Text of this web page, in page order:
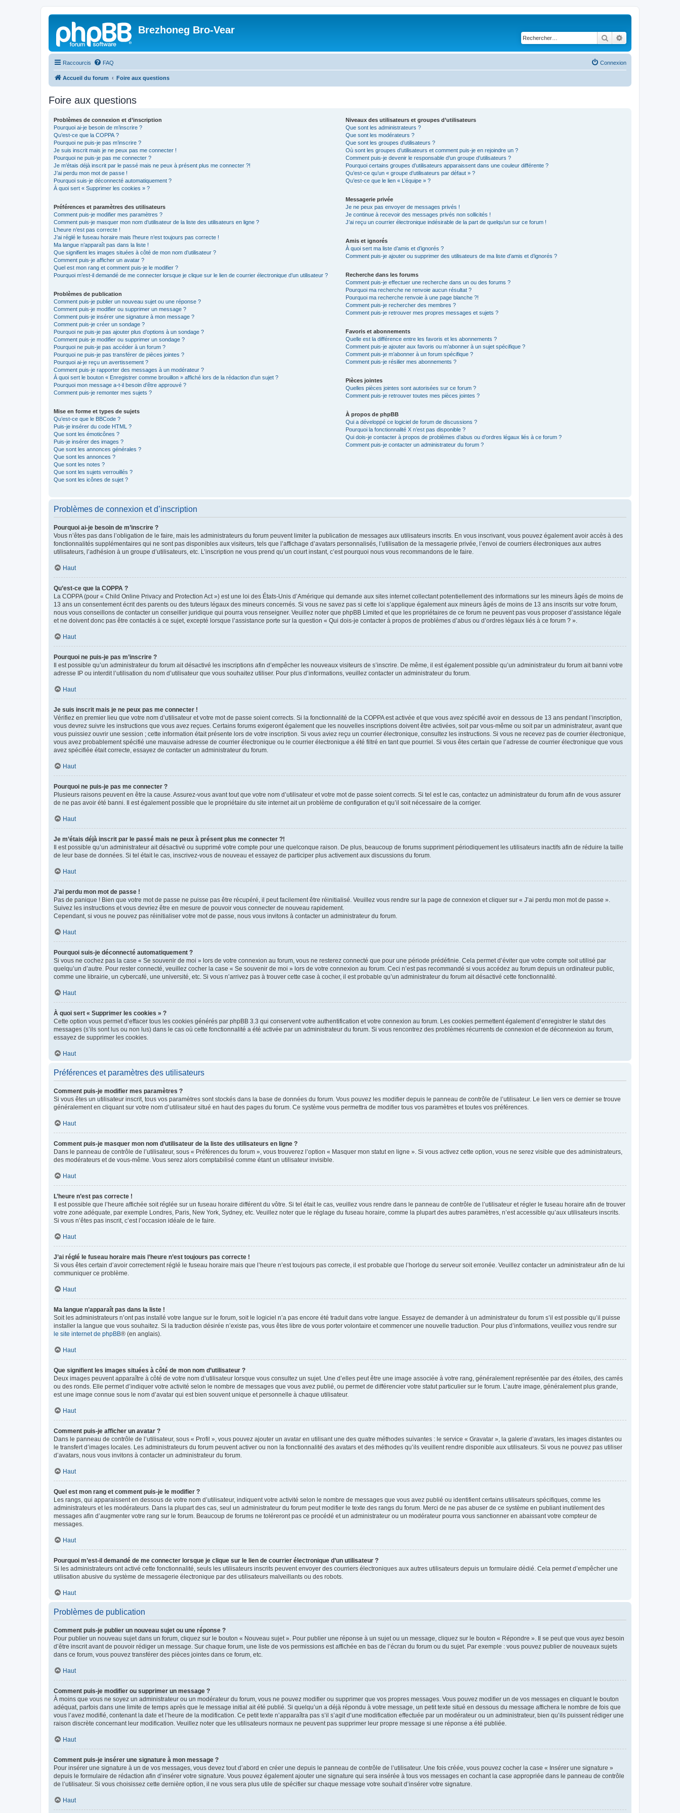
Brezhoneg Bro-Vear
Rechercher
Raccourcis FAQ Connexion
Accueil du forum Foire aux questions
Foire aux questions
Problèmes de connexion et d’inscription
Pourquoi ai-je besoin de m’inscrire ?
Qu’est-ce que la COPPA ?
Pourquoi ne puis-je pas m’inscrire ?
Je suis inscrit mais je ne peux pas me connecter !
Pourquoi ne puis-je pas me connecter ?
Je m’étais déjà inscrit par le passé mais ne peux à présent plus me connecter ?!
J’ai perdu mon mot de passe !
Pourquoi suis-je déconnecté automatiquement ?
À quoi sert « Supprimer les cookies » ?
Préférences et paramètres des utilisateurs
Comment puis-je modifier mes paramètres ?
Comment puis-je masquer mon nom d’utilisateur de la liste des utilisateurs en ligne ?
L’heure n’est pas correcte !
J’ai réglé le fuseau horaire mais l’heure n’est toujours pas correcte !
Ma langue n’apparaît pas dans la liste !
Que signifient les images situées à côté de mon nom d’utilisateur ?
Comment puis-je afficher un avatar ?
Quel est mon rang et comment puis-je le modifier ?
Pourquoi m’est-il demandé de me connecter lorsque je clique sur le lien de courrier électronique d’un utilisateur ?
Problèmes de publication
Comment puis-je publier un nouveau sujet ou une réponse ?
Comment puis-je modifier ou supprimer un message ?
Comment puis-je insérer une signature à mon message ?
Comment puis-je créer un sondage ?
Pourquoi ne puis-je pas ajouter plus d’options à un sondage ?
Comment puis-je modifier ou supprimer un sondage ?
Pourquoi ne puis-je pas accéder à un forum ?
Pourquoi ne puis-je pas transférer de pièces jointes ?
Pourquoi ai-je reçu un avertissement ?
Comment puis-je rapporter des messages à un modérateur ?
À quoi sert le bouton « Enregistrer comme brouillon » affiché lors de la rédaction d’un sujet ?
Pourquoi mon message a-t-il besoin d’être approuvé ?
Comment puis-je remonter mes sujets ?
Mise en forme et types de sujets
Qu’est-ce que le BBCode ?
Puis-je insérer du code HTML ?
Que sont les émoticônes ?
Puis-je insérer des images ?
Que sont les annonces générales ?
Que sont les annonces ?
Que sont les notes ?
Que sont les sujets verrouillés ?
Que sont les icônes de sujet ?
Niveaux des utilisateurs et groupes d’utilisateurs
Que sont les administrateurs ?
Que sont les modérateurs ?
Que sont les groupes d’utilisateurs ?
Où sont les groupes d’utilisateurs et comment puis-je en rejoindre un ?
Comment puis-je devenir le responsable d’un groupe d’utilisateurs ?
Pourquoi certains groupes d’utilisateurs apparaissent dans une couleur différente ?
Qu’est-ce qu’un « groupe d’utilisateurs par défaut » ?
Qu’est-ce que le lien « L’équipe » ?
Messagerie privée
Je ne peux pas envoyer de messages privés !
Je continue à recevoir des messages privés non sollicités !
J’ai reçu un courrier électronique indésirable de la part de quelqu’un sur ce forum !
Amis et ignorés
À quoi sert ma liste d’amis et d’ignorés ?
Comment puis-je ajouter ou supprimer des utilisateurs de ma liste d’amis et d’ignorés ?
Recherche dans les forums
Comment puis-je effectuer une recherche dans un ou des forums ?
Pourquoi ma recherche ne renvoie aucun résultat ?
Pourquoi ma recherche renvoie à une page blanche ?!
Comment puis-je rechercher des membres ?
Comment puis-je retrouver mes propres messages et sujets ?
Favoris et abonnements
Quelle est la différence entre les favoris et les abonnements ?
Comment puis-je ajouter aux favoris ou m’abonner à un sujet spécifique ?
Comment puis-je m’abonner à un forum spécifique ?
Comment puis-je résilier mes abonnements ?
Pièces jointes
Quelles pièces jointes sont autorisées sur ce forum ?
Comment puis-je retrouver toutes mes pièces jointes ?
À propos de phpBB
Qui a développé ce logiciel de forum de discussions ?
Pourquoi la fonctionnalité X n’est pas disponible ?
Qui dois-je contacter à propos de problèmes d’abus ou d’ordres légaux liés à ce forum ?
Comment puis-je contacter un administrateur du forum ?
Problèmes de connexion et d’inscription
Pourquoi ai-je besoin de m’inscrire ?
Vous n’êtes pas dans l’obligation de le faire, mais les administrateurs du forum peuvent limiter la publication de messages aux utilisateurs inscrits. En vous inscrivant, vous pouvez également avoir accès à des
fonctionnalités supplémentaires qui ne sont pas disponibles aux visiteurs, tels que l’affichage d’avatars personnalisés, l’utilisation de la messagerie privée, l’envoi de courriers électroniques aux autres
utilisateurs, l’adhésion à un groupe d’utilisateurs, etc. L’inscription ne vous prend qu’un court instant, c’est pourquoi nous vous recommandons de le faire.
Haut
Qu’est-ce que la COPPA ?
La COPPA (pour « Child Online Privacy and Protection Act ») est une loi des États-Unis d’Amérique qui demande aux sites internet collectant potentiellement des informations sur les mineurs âgés de moins de
13 ans un consentement écrit des parents ou des tuteurs légaux des mineurs concernés. Si vous ne savez pas si cette loi s’applique également aux mineurs âgés de moins de 13 ans inscrits sur votre forum,
nous vous conseillons de contacter un conseiller juridique qui pourra vous renseigner. Veuillez noter que phpBB Limited et que les propriétaires de ce forum ne peuvent pas vous proposer d’assistance légale
et ne doivent donc pas être contactés à ce sujet, excepté lorsque l’assistance porte sur la question « Qui dois-je contacter à propos de problèmes d’abus ou d’ordres légaux liés à ce forum ? ».
Haut
Pourquoi ne puis-je pas m’inscrire ?
Il est possible qu’un administrateur du forum ait désactivé les inscriptions afin d’empêcher les nouveaux visiteurs de s’inscrire. De même, il est également possible qu’un administrateur du forum ait banni votre
adresse IP ou interdit l’utilisation du nom d’utilisateur que vous souhaitez utiliser. Pour plus d’informations, veuillez contacter un administrateur du forum.
Haut
Je suis inscrit mais je ne peux pas me connecter !
Vérifiez en premier lieu que votre nom d’utilisateur et votre mot de passe soient corrects. Si la fonctionnalité de la COPPA est activée et que vous avez spécifié avoir en dessous de 13 ans pendant l’inscription,
vous devrez suivre les instructions que vous avez reçues. Certains forums exigeront également que les nouvelles inscriptions doivent être activées, soit par vous-même ou soit par un administrateur, avant que
vous puissiez ouvrir une session ; cette information était présente lors de votre inscription. Si vous aviez reçu un courrier électronique, consultez les instructions. Si vous ne recevez pas de courrier électronique,
vous avez probablement spécifié une mauvaise adresse de courrier électronique ou le courrier électronique a été filtré en tant que pourriel. Si vous êtes certain que l’adresse de courrier électronique que vous
avez spécifiée était correcte, essayez de contacter un administrateur du forum.
Haut
Pourquoi ne puis-je pas me connecter ?
Plusieurs raisons peuvent en être la cause. Assurez-vous avant tout que votre nom d’utilisateur et votre mot de passe soient corrects. Si tel est le cas, contactez un administrateur du forum afin de vous assurer
de ne pas avoir été banni. Il est également possible que le propriétaire du site internet ait un problème de configuration et qu’il soit nécessaire de la corriger.
Haut
Je m’étais déjà inscrit par le passé mais ne peux à présent plus me connecter ?!
Il est possible qu’un administrateur ait désactivé ou supprimé votre compte pour une quelconque raison. De plus, beaucoup de forums suppriment périodiquement les utilisateurs inactifs afin de réduire la taille
de leur base de données. Si tel était le cas, inscrivez-vous de nouveau et essayez de participer plus activement aux discussions du forum.
Haut
J’ai perdu mon mot de passe !
Pas de panique ! Bien que votre mot de passe ne puisse pas être récupéré, il peut facilement être réinitialisé. Veuillez vous rendre sur la page de connexion et cliquer sur « J’ai perdu mon mot de passe ».
Suivez les instructions et vous devriez être en mesure de pouvoir vous connecter de nouveau rapidement.
Cependant, si vous ne pouvez pas réinitialiser votre mot de passe, nous vous invitons à contacter un administrateur du forum.
Haut
Pourquoi suis-je déconnecté automatiquement ?
Si vous ne cochez pas la case « Se souvenir de moi » lors de votre connexion au forum, vous ne resterez connecté que pour une période prédéfinie. Cela permet d’éviter que votre compte soit utilisé par
quelqu’un d’autre. Pour rester connecté, veuillez cocher la case « Se souvenir de moi » lors de votre connexion au forum. Ceci n’est pas recommandé si vous accédez au forum depuis un ordinateur public,
comme une librairie, un cybercafé, une université, etc. Si vous n’arrivez pas à trouver cette case à cocher, il est probable qu’un administrateur du forum ait désactivé cette fonctionnalité.
Haut
À quoi sert « Supprimer les cookies » ?
Cette option vous permet d’effacer tous les cookies générés par phpBB 3.3 qui conservent votre authentification et votre connexion au forum. Les cookies permettent également d’enregistrer le statut des
messages (s’ils sont lus ou non lus) dans le cas où cette fonctionnalité a été activée par un administrateur du forum. Si vous rencontrez des problèmes récurrents de connexion et de déconnexion au forum,
essayez de supprimer les cookies.
Haut
Préférences et paramètres des utilisateurs
Comment puis-je modifier mes paramètres ?
Si vous êtes un utilisateur inscrit, tous vos paramètres sont stockés dans la base de données du forum. Vous pouvez les modifier depuis le panneau de contrôle de l’utilisateur. Le lien vers ce dernier se trouve
généralement en cliquant sur votre nom d’utilisateur situé en haut des pages du forum. Ce système vous permettra de modifier tous vos paramètres et toutes vos préférences.
Haut
Comment puis-je masquer mon nom d’utilisateur de la liste des utilisateurs en ligne ?
Dans le panneau de contrôle de l’utilisateur, sous « Préférences du forum », vous trouverez l’option « Masquer mon statut en ligne ». Si vous activez cette option, vous ne serez visible que des administrateurs,
des modérateurs et de vous-même. Vous serez alors comptabilisé comme étant un utilisateur invisible.
Haut
L’heure n’est pas correcte !
Il est possible que l’heure affichée soit réglée sur un fuseau horaire différent du vôtre. Si tel était le cas, veuillez vous rendre dans le panneau de contrôle de l’utilisateur et régler le fuseau horaire afin de trouver
votre zone adéquate, par exemple Londres, Paris, New York, Sydney, etc. Veuillez noter que le réglage du fuseau horaire, comme la plupart des autres paramètres, n’est accessible qu’aux utilisateurs inscrits.
Si vous n’êtes pas inscrit, c’est l’occasion idéale de le faire.
Haut
J’ai réglé le fuseau horaire mais l’heure n’est toujours pas correcte !
Si vous êtes certain d’avoir correctement réglé le fuseau horaire mais que l’heure n’est toujours pas correcte, il est probable que l’horloge du serveur soit erronée. Veuillez contacter un administrateur afin de lui
communiquer ce problème.
Haut
Ma langue n’apparaît pas dans la liste !
Soit les administrateurs n’ont pas installé votre langue sur le forum, soit le logiciel n’a pas encore été traduit dans votre langue. Essayez de demander à un administrateur du forum s’il est possible qu’il puisse
installer la langue que vous souhaitez. Si la traduction désirée n’existe pas, vous êtes libre de vous porter volontaire et commencer une nouvelle traduction. Pour plus d’informations, veuillez vous rendre sur
le site internet de phpBB® (en anglais).
Haut
Que signifient les images situées à côté de mon nom d’utilisateur ?
Deux images peuvent apparaître à côté de votre nom d’utilisateur lorsque vous consultez un sujet. Une d’elles peut être une image associée à votre rang, généralement représentée par des étoiles, des carrés
ou des ronds. Elle permet d’indiquer votre activité selon le nombre de messages que vous avez publié, ou permet de différencier votre statut particulier sur le forum. L’autre image, généralement plus grande,
est une image connue sous le nom d’avatar qui est bien souvent unique et personnelle à chaque utilisateur.
Haut
Comment puis-je afficher un avatar ?
Dans le panneau de contrôle de l’utilisateur, sous « Profil », vous pouvez ajouter un avatar en utilisant une des quatre méthodes suivantes : le service « Gravatar », la galerie d’avatars, les images distantes ou
le transfert d’images locales. Les administrateurs du forum peuvent activer ou non la fonctionnalité des avatars et des méthodes qu’ils veuillent rendre disponible aux utilisateurs. Si vous ne pouvez pas utiliser
d’avatars, nous vous invitons à contacter un administrateur du forum.
Haut
Quel est mon rang et comment puis-je le modifier ?
Les rangs, qui apparaissent en dessous de votre nom d’utilisateur, indiquent votre activité selon le nombre de messages que vous avez publié ou identifient certains utilisateurs spécifiques, comme les
administrateurs et les modérateurs. Dans la plupart des cas, seul un administrateur du forum peut modifier le texte des rangs du forum. Merci de ne pas abuser de ce système en publiant inutilement des
messages afin d’augmenter votre rang sur le forum. Beaucoup de forums ne toléreront pas ce procédé et un administrateur ou un modérateur pourra vous sanctionner en abaissant votre compteur de
messages.
Haut
Pourquoi m’est-il demandé de me connecter lorsque je clique sur le lien de courrier électronique d’un utilisateur ?
Si les administrateurs ont activé cette fonctionnalité, seuls les utilisateurs inscrits peuvent envoyer des courriers électroniques aux autres utilisateurs depuis un formulaire dédié. Cela permet d’empêcher une
utilisation abusive du système de messagerie électronique par des utilisateurs malveillants ou des robots.
Haut
Problèmes de publication
Comment puis-je publier un nouveau sujet ou une réponse ?
Pour publier un nouveau sujet dans un forum, cliquez sur le bouton « Nouveau sujet ». Pour publier une réponse à un sujet ou un message, cliquez sur le bouton « Répondre ». Il se peut que vous ayez besoin
d’être inscrit avant de pouvoir rédiger un message. Sur chaque forum, une liste de vos permissions est affichée en bas de l’écran du forum ou du sujet. Par exemple : vous pouvez publier de nouveaux sujets
dans ce forum, vous pouvez transférer des pièces jointes dans ce forum, etc.
Haut
Comment puis-je modifier ou supprimer un message ?
À moins que vous ne soyez un administrateur ou un modérateur du forum, vous ne pouvez modifier ou supprimer que vos propres messages. Vous pouvez modifier un de vos messages en cliquant le bouton
adéquat, parfois dans une limite de temps après que le message initial ait été publié. Si quelqu’un a déjà répondu à votre message, un petit texte situé en dessous du message affichera le nombre de fois que
vous l’avez modifié, contenant la date et l’heure de la modification. Ce petit texte n’apparaîtra pas s’il s’agit d’une modification effectuée par un modérateur ou un administrateur, bien qu’ils puissent rédiger une
raison discrète concernant leur modification. Veuillez noter que les utilisateurs normaux ne peuvent pas supprimer leur propre message si une réponse a été publiée.
Haut
Comment puis-je insérer une signature à mon message ?
Pour insérer une signature à un de vos messages, vous devez tout d’abord en créer une depuis le panneau de contrôle de l’utilisateur. Une fois créée, vous pouvez cocher la case « Insérer une signature »
depuis le formulaire de rédaction afin d’insérer votre signature. Vous pouvez également ajouter une signature qui sera insérée à tous vos messages en cochant la case appropriée dans le panneau de contrôle
de l’utilisateur. Si vous choisissez cette dernière option, il ne vous sera plus utile de spécifier sur chaque message votre souhait d’insérer votre signature.
Haut